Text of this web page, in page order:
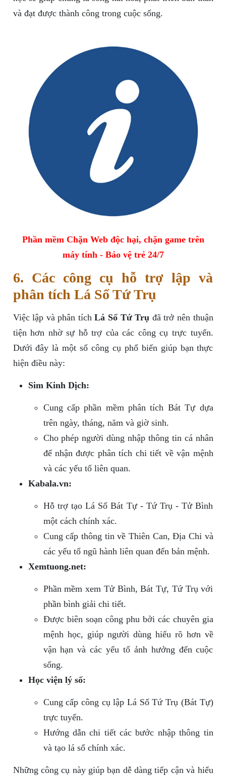
và đạt được thành công trong cuộc sống.
Phần mềm Chặn Web độc hại, chặn game trên
máy tính - Bảo vệ trẻ 24/7
6. Các công cụ hỗ trợ lập và
phân tích Lá Số Tứ Trụ
Việc lập và phân tíchLá Số Tứ Trụ đã trở nên thuận
tiện hơn nhờ sự hỗ trợ của các công cụ trực tuyến.
Dưới đây là một số công cụ phổ biến giúp bạn thực
hiện điều này:
Sim Kinh Dịch:
Cung cấp phần mềm phân tích Bát Tự dựa
trên ngày, tháng, năm và giờ sinh.
Cho phép người dùng nhập thông tin cá nhân
để nhận được phân tích chi tiết về vận mệnh
và các yếu tố liên quan.
Kabala.vn:
Hỗ trợ tạo Lá Số Bát Tự - Tứ Trụ - Tử Bình
một cách chính xác.
Cung cấp thông tin về Thiên Can, Địa Chi và
các yếu tố ngũ hành liên quan đến bản mệnh.
Xemtuong.net:
Phần mềm xem Tử Bình, Bát Tự, Tứ Trụ với
phần bình giải chi tiết.
Được biên soạn công phu bởi các chuyên gia
mệnh học, giúp người dùng hiểu rõ hơn về
vận hạn và các yếu tố ảnh hưởng đến cuộc
sống.
Học viện lý số:
Cung cấp công cụ lập Lá Số Tứ Trụ (Bát Tự)
trực tuyến.
Hướng dẫn chi tiết các bước nhập thông tin
và tạo lá số chính xác.
Những công cụ này giúp bạn dễ dàng tiếp cận và hiểu